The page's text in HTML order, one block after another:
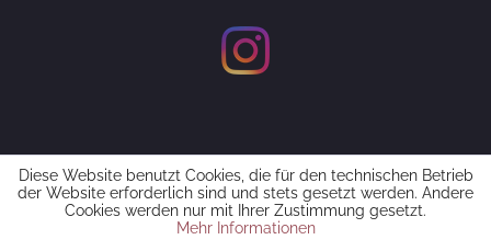
Diese Website benutzt Cookies, die für den technischen Betrieb
der Website erforderlich sind und stets gesetzt werden. Andere
Cookies werden nur mit Ihrer Zustimmung gesetzt.
Mehr Informationen